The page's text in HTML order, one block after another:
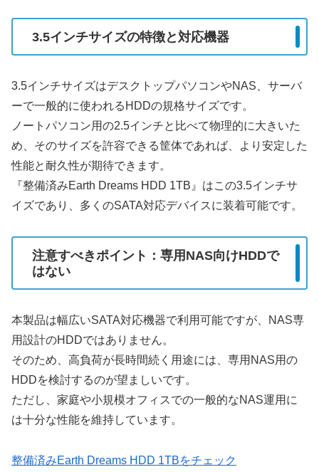
3.5インチサイズの特徴と対応機器
3.5インチサイズはデスクトップパソコンやNAS、サーバ
ーで一般的に使われるHDDの規格サイズです。
ノートパソコン用の2.5インチと比べて物理的に大きいた
め、そのサイズを許容できる筐体であれば、より安定した
性能と耐久性が期待できます。
『整備済みEarth Dreams HDD 1TB』はこの3.5インチサ
イズであり、多くのSATA対応デバイスに装着可能です。
注意すべきポイント：専用NAS向けHDDで
はない
本製品は幅広いSATA対応機器で利用可能ですが、NAS専
用設計のHDDではありません。
そのため、高負荷が長時間続く用途には、専用NAS用の
HDDを検討するのが望ましいです。
ただし、家庭や小規模オフィスでの一般的なNAS運用に
は十分な性能を維持しています。
整備済みEarth Dreams HDD 1TBをチェック